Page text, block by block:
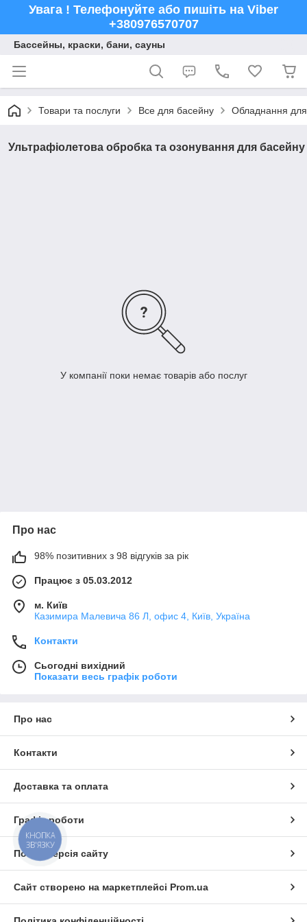
Увага ! Телефонуйте або пишіть на Viber
+380976570707
Бассейны, краски, бани, сауны
Товари та послуги Все для басейну Обладнання для
Ультрафіолетова обробка та озонування для басейну
У компанії поки немає товарів або послуг
Про нас
98% позитивних з 98 відгуків за рік
Працює з 05.03.2012
м. Київ
Казимира Малевича 86 Л, офис 4, Київ, Україна
Контакти
Сьогодні вихідний
Показати весь графік роботи
Про нас
Контакти
Доставка та оплата
Графік роботи
Повна версія сайту
Сайт створено на маркетплейсі Prom.ua
КНОПКА
ЗВ'ЯЗКУ